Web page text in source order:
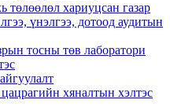
төлөөлөл хариуцсан газар
үнэлгээ, дотоод аудитын
тосны төв лаборатори
хяналтын хэлтэс